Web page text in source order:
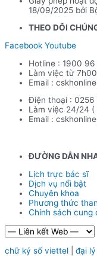
18/09/2025 bởi
THEO DÕI
Facebook Youtube
Hotline : 1900
Làm việc từ
Email :
Điện thoại :
Làm việc 24/24 (
Email :
ĐƯỜNG DẪN
Lịch trực bác sĩ
Dịch vụ nổi bật
Chuyên khoa
Phương thức
Chính sách cung
chữ ký số viettel đại